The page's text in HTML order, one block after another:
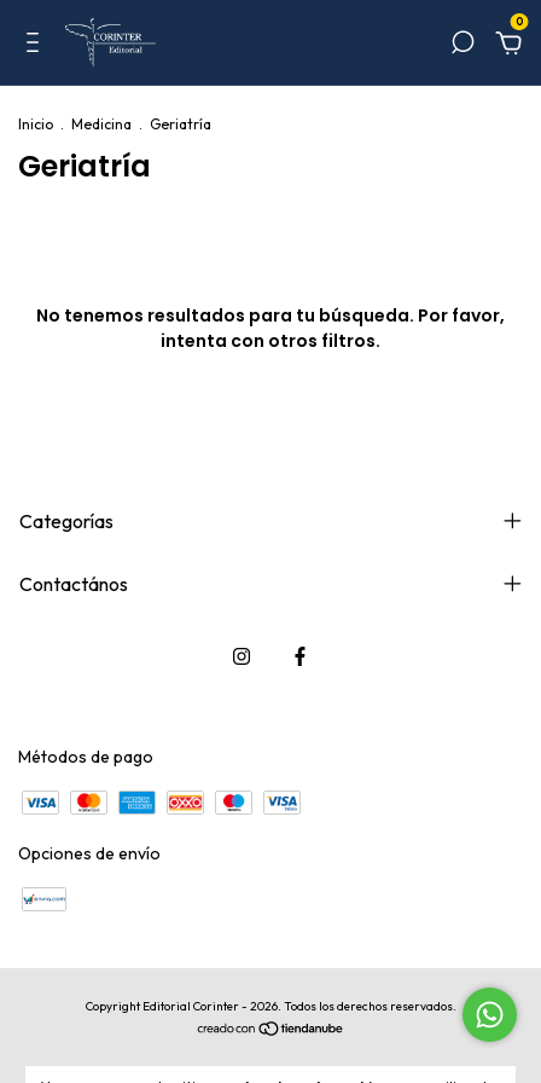
0
Inicio . Medicina . Geriatría
Geriatría
No tenemos resultados para tu búsqueda. Por favor,
intenta con otros filtros.
Categorías
Contactános
Métodos de pago
Opciones de envío
Copyright Editorial Corinter - 2026. Todos los derechos reservados.